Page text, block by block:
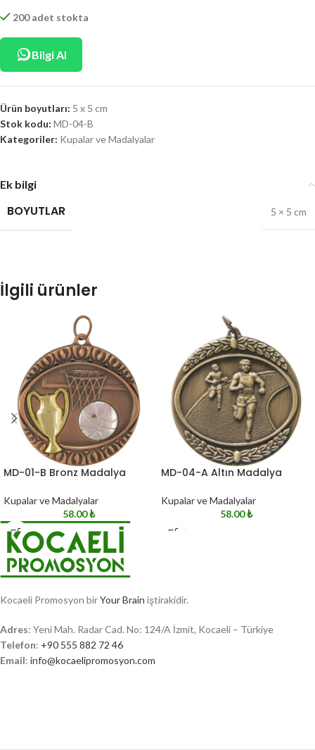
200 adet stokta
Bilgi Al
Ürün boyutları: 5 x 5 cm
Stok kodu: MD-04-B
Kategoriler: Kupalar ve Madalyalar
Ek bilgi
BOYUTLAR 5 × 5 cm
İlgili ürünler
MD-01-B Bronz Madalya
Kupalar ve Madalyalar
58.00₺
MD-04-A Altın Madalya
Kupalar ve Madalyalar
58.00₺
Kocaeli Promosyon birYour Brain iştirakidir.
Adres: Yeni Mah. Radar Cad. No: 124/A İzmit, Kocaeli – Türkiye
Telefon: +90 555 882 72 46
Email: info@kocaelipromosyon.com